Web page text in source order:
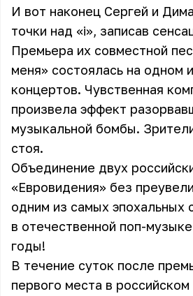
И вот наконец Сергей и
точки над «i», записав
Премьера их совместной
меня» состоялась на одном
концертов. Чувственная
произвела эффект
музыкальной бомбы.
стоя.
Объединение двух
«Евровидения» без
одним из самых эпохальных
в отечественной поп-
годы!
В течение суток после
первого места в